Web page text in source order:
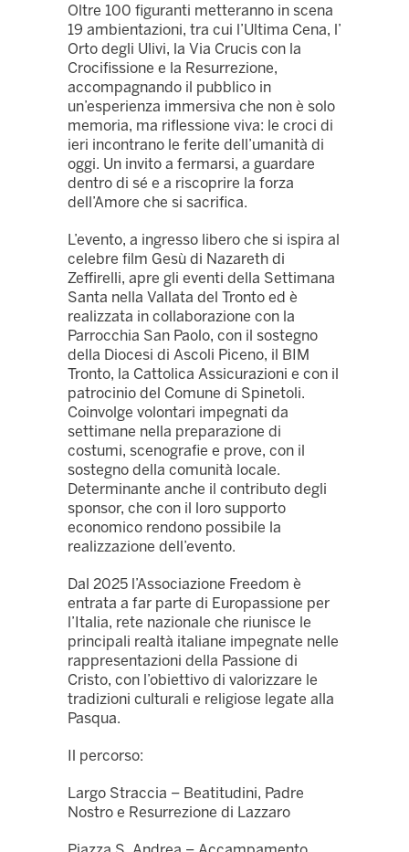
Oltre 100 figuranti metteranno in scena
19 ambientazioni, tra cui l’Ultima Cena, l’
Orto degli Ulivi, la Via Crucis con la
Crocifissione e la Resurrezione,
accompagnando il pubblico in
un’esperienza immersiva che non è solo
memoria, ma riflessione viva: le croci di
ieri incontrano le ferite dell’umanità di
oggi. Un invito a fermarsi, a guardare
dentro di sé e a riscoprire la forza
dell’Amore che si sacrifica.
L’evento, a ingresso libero che si ispira al
celebre film Gesù di Nazareth di
Zeffirelli, apre gli eventi della Settimana
Santa nella Vallata del Tronto ed è
realizzata in collaborazione con la
Parrocchia San Paolo, con il sostegno
della Diocesi di Ascoli Piceno, il BIM
Tronto, la Cattolica Assicurazioni e con il
patrocinio del Comune di Spinetoli.
Coinvolge volontari impegnati da
settimane nella preparazione di
costumi, scenografie e prove, con il
sostegno della comunità locale.
Determinante anche il contributo degli
sponsor, che con il loro supporto
economico rendono possibile la
realizzazione dell’evento.
Dal 2025 l’Associazione Freedom è
entrata a far parte di Europassione per
l’Italia, rete nazionale che riunisce le
principali realtà italiane impegnate nelle
rappresentazioni della Passione di
Cristo, con l’obiettivo di valorizzare le
tradizioni culturali e religiose legate alla
Pasqua.
Il percorso:
Largo Straccia – Beatitudini, Padre
Nostro e Resurrezione di Lazzaro